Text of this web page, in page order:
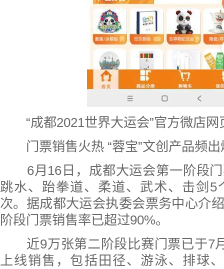
“成都2021世界大运会”官方微店
门票销售火热 “蓉宝”文创产品频出
6月16日，成都大运会第一阶段
跳水、跆拳道、柔道、武术、击剑5
次。据成都大运会执委会票务中心介
阶段门票销售率已超过90%。
近9万张第二阶段比赛门票已于7
上线销售，包括田径、游泳、排球